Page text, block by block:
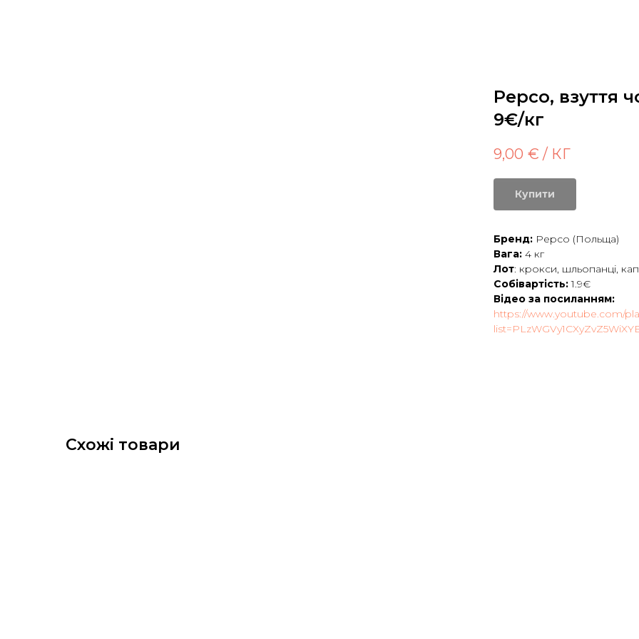
Pepco, взуття
9€/кг
9,00 € / КГ
Купити
Бренд: Pepco (Польща)
Вага: 4 кг
Лот: крокси, шльопанці,
Собівартість:1.9€
Відео за посиланням:
https://www.youtube.com/
Схожі товари